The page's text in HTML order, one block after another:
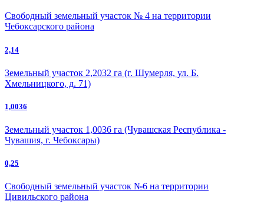
Свободный земельный участок № 4 на территории
Чебоксарского района
2,14
Земельный участок 2,2032 га (г. Шумерля, ул. Б.
Хмельницкого, д. 71)
1,0036
Земельный участок 1,0036 га (Чувашская Республика -
Чувашия, г. Чебоксары)
0,25
Свободный земельный участок №6 на территории
Цивильского района